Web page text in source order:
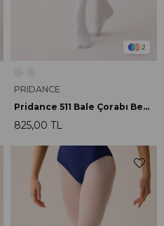
2
PRIDANCE
Pridance 511 Bale Çorabı Beyaz
825,00 TL